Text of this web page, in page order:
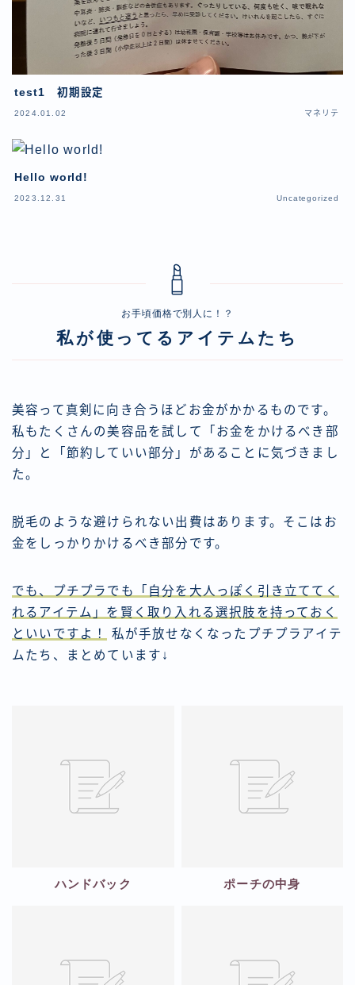
test1 初期設定
2024.01.02 マネリテ
Hello world!
2023.12.31 Uncategorized
お手頃価格で別人に！？
私が使ってるアイテムたち
美容って真剣に向き合うほどお金がかかるものです。
私もたくさんの美容品を試して「お金をかけるべき部
分」と「節約していい部分」があることに気づきまし
た。
脱毛のような避けられない出費はあります。そこはお
金をしっかりかけるべき部分です。
でも、プチプラでも「自分を大人っぽく引き立ててく
れるアイテム」を賢く取り入れる選択肢を持っておく
といいですよ！
私が手放せなくなったプチプラアイテ
ムたち、まとめています↓
ハンドバック ポーチの中身